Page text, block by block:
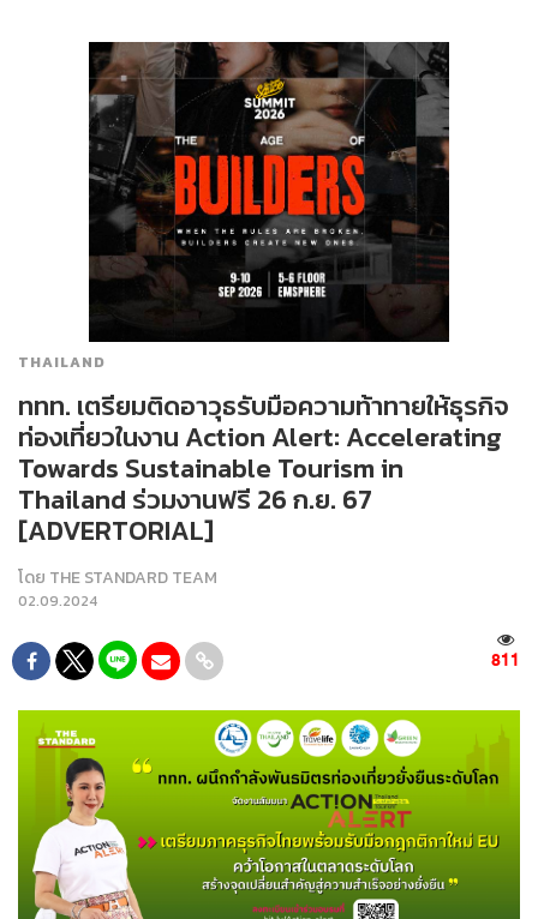
THAILAND
ททท. เตรียมติดอาวุธรับมือความท้าทายให้ธุรกิจ
ท่องเที่ยวในงาน Action Alert: Accelerating
Towards Sustainable Tourism in
Thailand ร่วมงานฟรี 26 ก.ย. 67
[ADVERTORIAL]
โดย THE STANDARD TEAM
02.09.2024
811